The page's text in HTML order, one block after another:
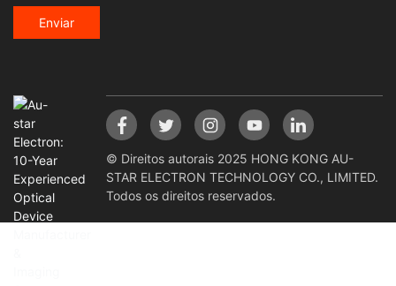
Enviar
© Direitos autorais 2025 HONG KONG AU-
STAR ELECTRON TECHNOLOGY CO., LIMITED.
Todos os direitos reservados.